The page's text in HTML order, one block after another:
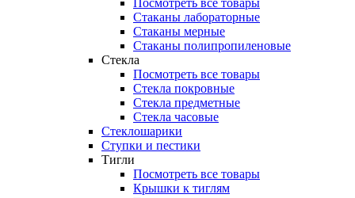
Посмотреть все товары
Стаканы лабораторные
Стаканы мерные
Стаканы полипропиленовые
Стекла
Посмотреть все товары
Стекла покровные
Стекла предметные
Стекла часовые
Стеклошарики
Ступки и пестики
Тигли
Посмотреть все товары
Крышки к тиглям